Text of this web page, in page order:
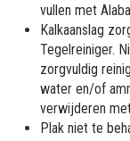
vullen met
Kalkaanslag
Tegelreiniger.
zorgvuldig
water en/of
verwijderen
Plak niet te